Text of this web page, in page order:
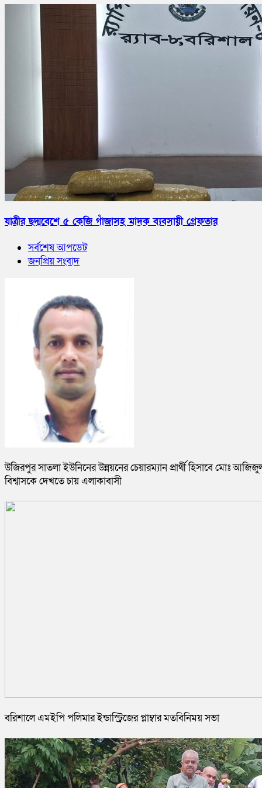
যাত্রীর ছদ্মবেশে ৫ কেজি গাঁজাসহ মাদক ব্যবসায়ী গ্রেফতার
সর্বশেষ আপডেট
জনপ্রিয় সংবাদ
উজিরপুর সাতলা ইউনিনের উন্নয়নের চেয়ারম্যান প্রার্থী হিসাবে মোঃ
বিশ্বাসকে দেখতে চায় এলাকাবাসী
বরিশালে এমইপি পলিমার ইন্ডাস্ট্রিজের প্লাম্বার মতবিনিময় সভা